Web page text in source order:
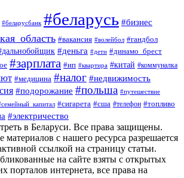
#беларусбанк #беларусь #бизнес
#вакансия #волейбол #гандбол
#деньга #дети #динамо_брест
#зарплата #ип #квартира #китай #коммуналка
#медицина #налог #недвижимость
#подорожание #польша #путешествие
#сигарета #сша #телефон #топливо
#электричество
в Беларуси. Все права защищены.
с нашего ресурса разрешается
ссылкой на страницу статьи.
на сайте взяты с открытых
порталов интернета, все права на